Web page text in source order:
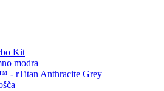
Kit
modra
- rTitan Anthracite Grey